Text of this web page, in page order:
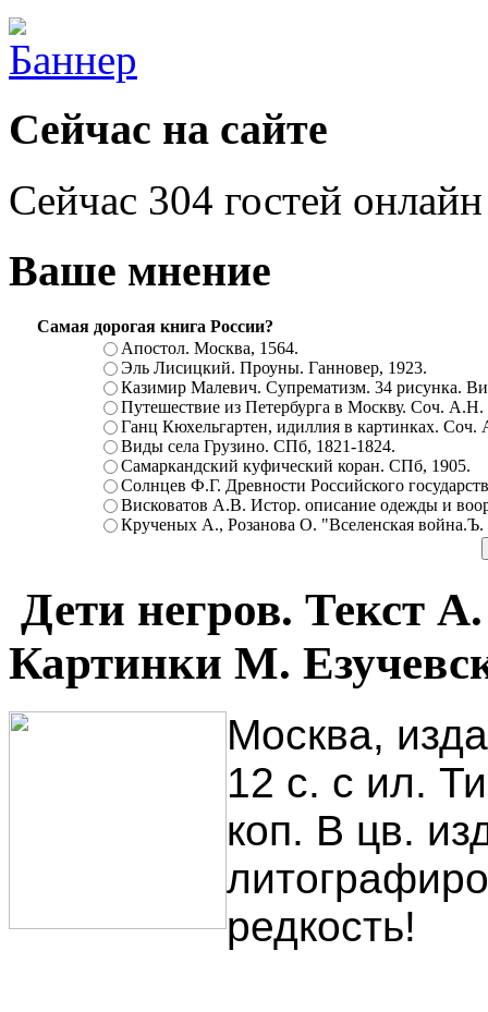
Сейчас на сайте
Сейчас 304 гостей онлайн
Ваше мнение
Самая дорогая книга России?
Апостол. Москва, 1564.
Эль Лисицкий. Проуны. Ганновер, 1923.
Казимир Малевич. Супрематизм. 34 рисунка.
Путешествие из Петербурга в Москву. Соч.
Ганц Кюхельгартен, идиллия в картинках.
Виды села Грузино. СПб, 1821-1824.
Самаркандский куфический коран. СПб, 1905.
Солнцев Ф.Г. Древности Российского
Висковатов А.В. Истор. описание одежды и
Крученых А., Розанова О. "Вселенская
Дети негров. Текст
Картинки М.
Москва,
12 с. с ил.
коп. В цв.
редкость!